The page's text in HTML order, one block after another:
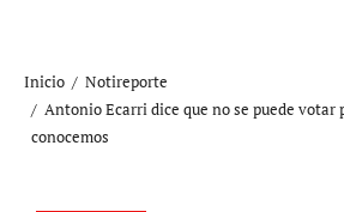
Inicio
Notireporte
Antonio Ecarri dice que no se puede votar
conocemos